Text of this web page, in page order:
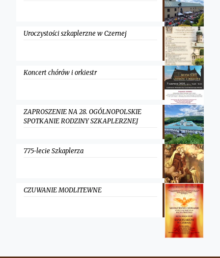
Uroczystości szkaplerzne w Czernej
Koncert chórów i orkiestr
ZAPROSZENIE NA 28. OGÓLNOPOLSKIE
SPOTKANIE RODZINY SZKAPLERZNEJ
775-lecie Szkaplerza
CZUWANIE MODLITEWNE